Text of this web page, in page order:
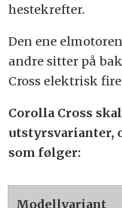
hestekrefter.
Den ene
andre sitter på
Cross elektrisk
Corolla Cross
utstyrsvarianter,
som følger:
Modellvariant